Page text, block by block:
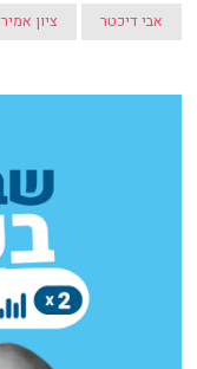
אבי דיכטר ציון אמיר